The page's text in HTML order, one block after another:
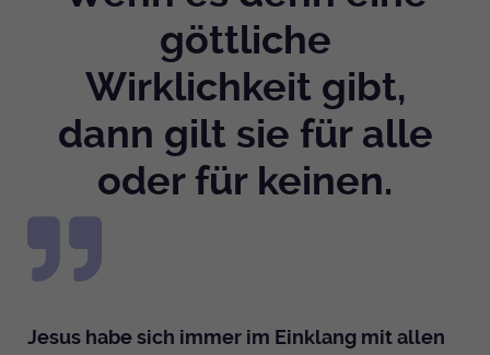
göttliche
Wirklichkeit gibt,
dann gilt sie für alle
oder für keinen.
Jesus habe sich immer im Einklang mit allen